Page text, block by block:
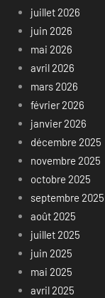
juillet 2026
juin 2026
mai 2026
avril 2026
mars 2026
février 2026
janvier 2026
décembre 2025
novembre 2025
octobre 2025
septembre 2025
août 2025
juillet 2025
juin 2025
mai 2025
avril 2025